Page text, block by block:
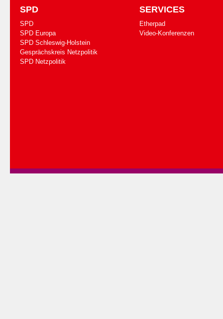
SPD
SPD
SPD Europa
SPD Schleswig-Holstein
Gesprächskreis Netzpolitik
SPD Netzpolitik
SERVICES
Etherpad
Video-Konferenzen